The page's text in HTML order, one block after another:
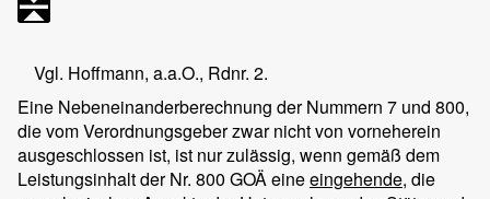
Vgl. Hoffmann, a.a.O., Rdnr. 2.
Eine Nebeneinanderberechnung der Nummern 7 und 800,
die vom Verordnungsgeber zwar nicht von vorneherein
ausgeschlossen ist, ist nur zulässig, wenn gemäß dem
Leistungsinhalt der Nr. 800 GOÄ eineeingehende, die